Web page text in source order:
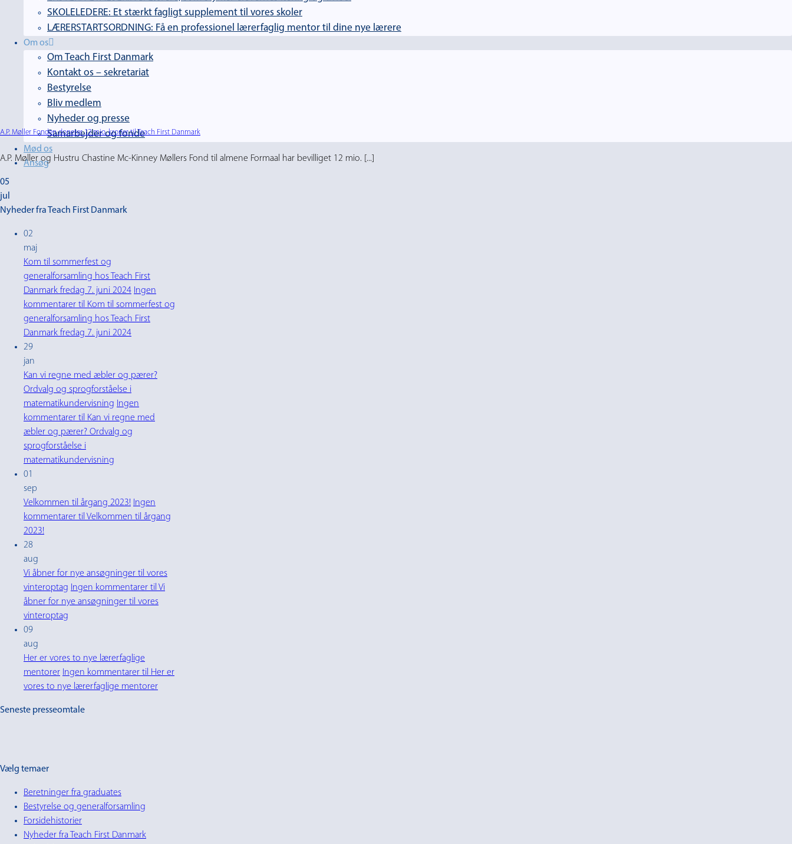
SKOLELEDERE: Et stærkt fagligt supplement til vores skoler
LÆRERSTARTSORDNING: Få en professionel lærerfaglig mentor til dine nye lærere
Om os
Om Teach First Danmark
Kontakt os – sekretariat
Bestyrelse
Bliv medlem
Nyheder og presse
Samarbejder og fonde
Mød os
Ansøg
A.P. Møller Fonden donerer 12 mio. kroner til Teach First Danmark
A.P. Møller og Hustru Chastine Mc-Kinney Møllers Fond til almene Formaal har bevilliget 12 mio. [...]
05
jul
Nyheder fra Teach First Danmark
02
maj
Kom til sommerfest og
generalforsamling hos Teach First
Danmark fredag 7. juni 2024 Ingen
kommentarer til Kom til sommerfest og
generalforsamling hos Teach First
Danmark fredag 7. juni 2024
29
jan
Kan vi regne med æbler og pærer?
Ordvalg og sprogforståelse i
matematikundervisning Ingen
kommentarer til Kan vi regne med
æbler og pærer? Ordvalg og
sprogforståelse i
matematikundervisning
01
sep
Velkommen til årgang 2023! Ingen
kommentarer til Velkommen til årgang
2023!
28
aug
Vi åbner for nye ansøgninger til vores
vinteroptag Ingen kommentarer til Vi
åbner for nye ansøgninger til vores
vinteroptag
09
aug
Her er vores to nye lærerfaglige
mentorer Ingen kommentarer til Her er
vores to nye lærerfaglige mentorer
Seneste presseomtale
Vælg temaer
Beretninger fra graduates
Bestyrelse og generalforsamling
Forsidehistorier
Nyheder fra Teach First Danmark